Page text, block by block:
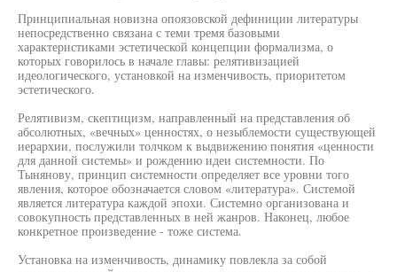
Принципиальная новизна опоязовской дефиниции литературы
непосредственно связана с теми тремя базовыми
характеристиками эстетической концепции формализма, о
которых говорилось в начале главы: релятивизацией
идеологического, установкой на изменчивость, приоритетом
эстетического.
Релятивизм, скептицизм, направленный на представления об
абсолютных, «вечных» ценностях, о незыблемости существующей
иерархии, послужили толчком к выдвижению понятия «ценности
для данной системы» и рождению идеи системности. По
Тынянову, принцип системности определяет все уровни того
явления, которое обозначается словом «литература». Системой
является литература каждой эпохи. Системно организована и
совокупность представленных в ней жанров. Наконец, любое
конкретное произведение - тоже система.
Установка на изменчивость, динамику повлекла за собой